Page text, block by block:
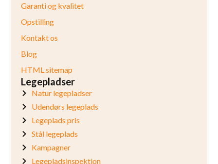
Garanti og kvalitet
Opstilling
Kontakt os
Blog
HTML sitemap
Legepladser
Natur legepladser
Udendørs legeplads
Legeplads pris
Stål legeplads
Kampagner
Legepladsinspektion